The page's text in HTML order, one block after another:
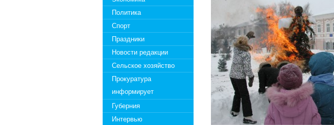
Политика
Спорт
Праздники
Новости редакции
Сельское хозяйство
Прокуратура
информирует
Губерния
Интервью